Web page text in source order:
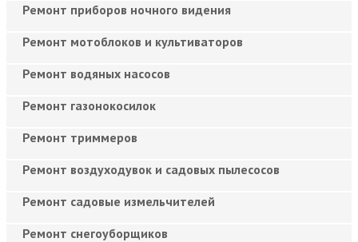
Ремонт приборов ночного видения
Ремонт мотоблоков и культиваторов
Ремонт водяных насосов
Ремонт газонокосилок
Ремонт триммеров
Ремонт воздуходувок и садовых пылесосов
Ремонт садовые измельчителей
Ремонт снегоуборщиков